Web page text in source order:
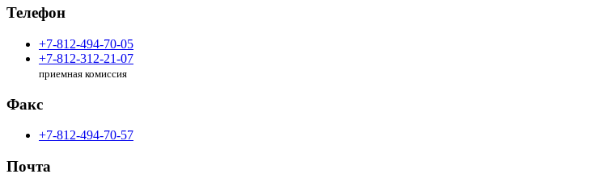
Телефон
+7-812-494-70-05
+7-812-312-21-07
приемная комиссия
Факс
+7-812-494-70-57
Почта